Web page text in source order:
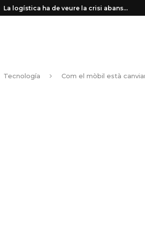
La logística ha de veure la crisi abans...
Tecnología Com el mòbil està